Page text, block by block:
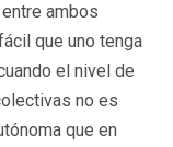
ambos
que uno tenga
el nivel de
no es
que en